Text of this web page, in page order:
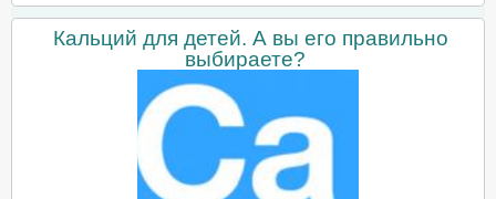
Кальций для детей. А вы его правильно
выбираете?